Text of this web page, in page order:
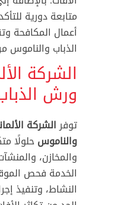
متابعة دورية
أعمال المكافحة
الذباب والناموس
الشركة
ورش
توفرالشركة
والناموسحلولًا
والمخازن،
الخدمة فحص
النشاط، وتنفيذ